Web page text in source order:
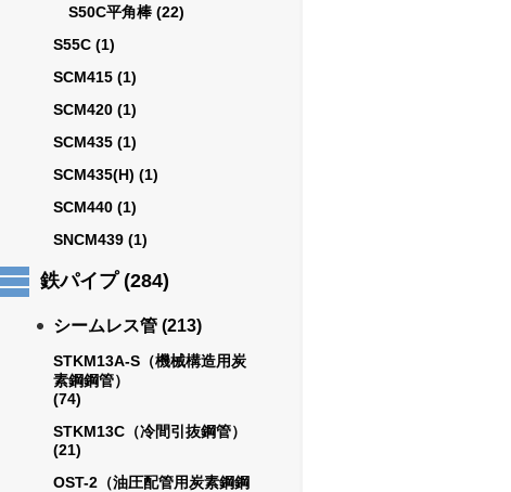
S50C平角棒 (22)
S55C (1)
SCM415 (1)
SCM420 (1)
SCM435 (1)
SCM435(H) (1)
SCM440 (1)
SNCM439 (1)
鉄パイプ (284)
シームレス管 (213)
STKM13A-S（機械構造用炭
素鋼鋼管）
(74)
STKM13C（冷間引抜鋼管）
(21)
OST-2（油圧配管用炭素鋼鋼